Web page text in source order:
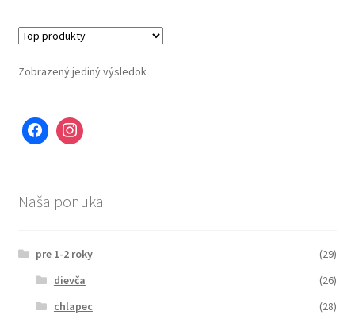
Zobrazený jediný výsledok
Naša ponuka
pre 1-2 roky
(29)
dievča
(26)
chlapec
(28)